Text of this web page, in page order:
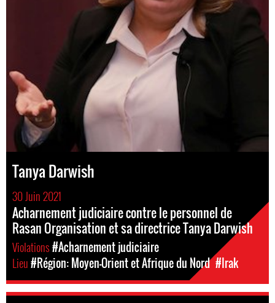
Tanya Darwish
30 Juin 2021
Acharnement judiciaire contre le personnel de
Rasan Organisation et sa directrice Tanya Darwish
Violations#Acharnement judiciaire
Lieu#Région: Moyen-Orient et Afrique du Nord #Irak